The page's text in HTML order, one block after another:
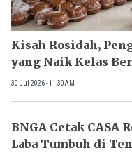
Kisah Rosidah,
yang Naik Kelas
30 Jul 2026 - 11:30AM
BNGA Cetak CASA
Laba Tumbuh di